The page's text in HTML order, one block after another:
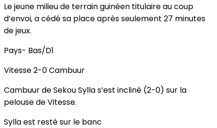
Le jeune milieu de terrain guinéen titulaire au coup
d’envoi, a cédé sa place après seulement 27 minutes
de jeux.
Pays- Bas/D1
Vitesse 2-0 Cambuur
Cambuur de Sekou Sylla s’est incliné (2-0) sur la
pelouse de Vitesse.
Sylla est resté sur le banc